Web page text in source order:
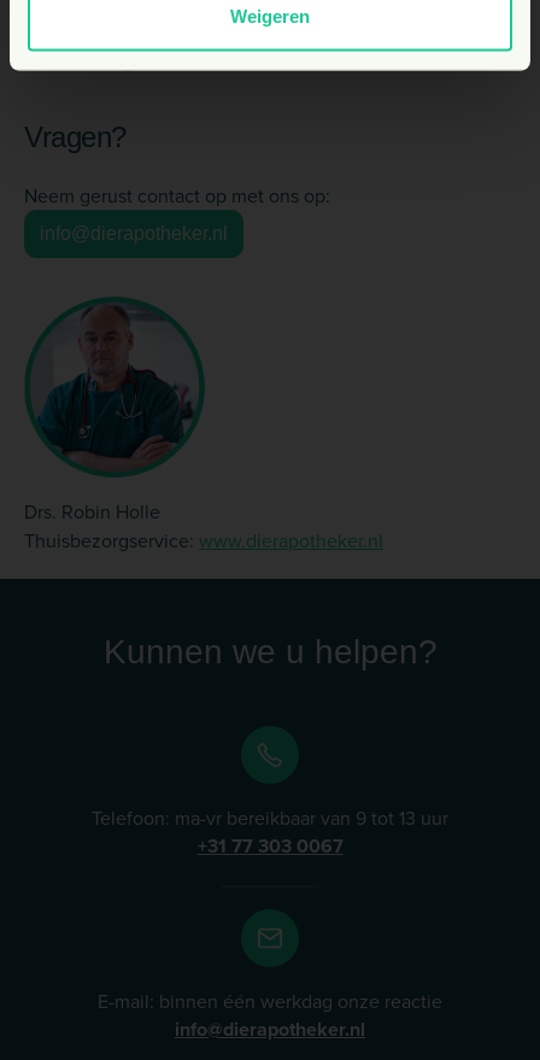
Weigeren
zijn compleet afhankelijk van u. Dus overstroming bij
dieren = wegwezen!
Vragen?
Neem gerust contact op met ons op:
info@dierapotheker.nl
Drs. Robin Holle
Thuisbezorgservice: www.dierapotheker.nl
Kunnen we u helpen?
Telefoon: ma-vr bereikbaar van 9 tot 13 uur
+31 77 303 0067
E-mail: binnen één werkdag onze reactie
info@dierapotheker.nl